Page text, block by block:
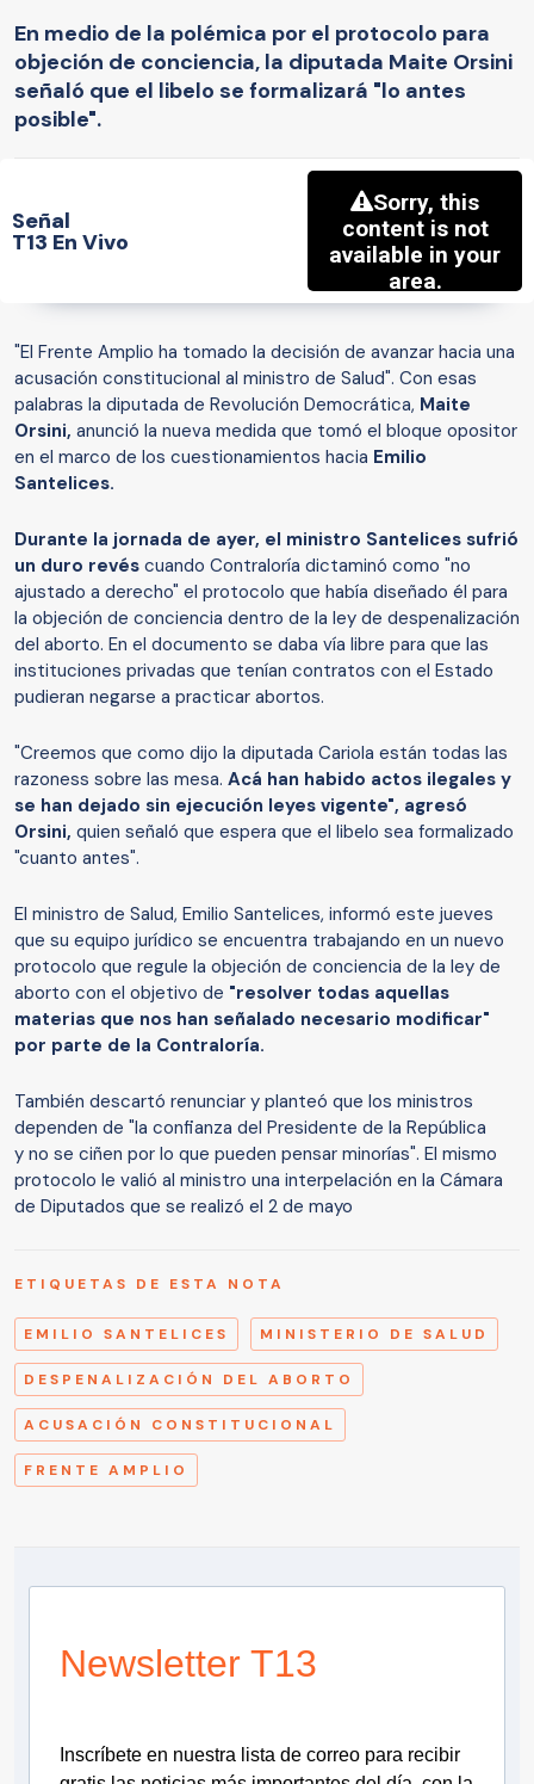
En medio de la polémica por el protocolo para
objeción de conciencia, la diputada Maite Orsini
señaló que el libelo se formalizará "lo antes
posible".
Señal
T13 En Vivo
"El Frente Amplio ha tomado la decisión de avanzar hacia una
acusación constitucional al ministro de Salud". Con esas
palabras la diputada de Revolución Democrática, Maite
Orsini, anunció la nueva medida que tomó el bloque opositor
en el marco de los cuestionamientos hacia Emilio
Santelices.
Durante la jornada de ayer, el ministro Santelices sufrió
un duro revés cuando Contraloría dictaminó como "no
ajustado a derecho" el protocolo que había diseñado él para
la objeción de conciencia dentro de la ley de despenalización
del aborto. En el documento se daba vía libre para que las
instituciones privadas que tenían contratos con el Estado
pudieran negarse a practicar abortos.
"Creemos que como dijo la diputada Cariola están todas las
razoness sobre las mesa. Acá han habido actos ilegales y
se han dejado sin ejecución leyes vigente", agresó
Orsini, quien señaló que espera que el libelo sea formalizado
"cuanto antes".
El ministro de Salud, Emilio Santelices, informó este jueves
que su equipo jurídico se encuentra trabajando en un nuevo
protocolo que regule la objeción de conciencia de la ley de
aborto con el objetivo de "resolver todas aquellas
materias que nos han señalado necesario modificar"
por parte de la Contraloría.
También descartó renunciar y planteó que los ministros
dependen de "la confianza del Presidente de la República
y no se ciñen por lo que pueden pensar minorías". El mismo
protocolo le valió al ministro una interpelación en la Cámara
de Diputados que se realizó el 2 de mayo
ETIQUETAS DE ESTA NOTA
EMILIO SANTELICES MINISTERIO DE SALUD
DESPENALIZACIÓN DEL ABORTO
ACUSACIÓN CONSTITUCIONAL
FRENTE AMPLIO
Newsletter T13
Inscríbete en nuestra lista de correo para recibir